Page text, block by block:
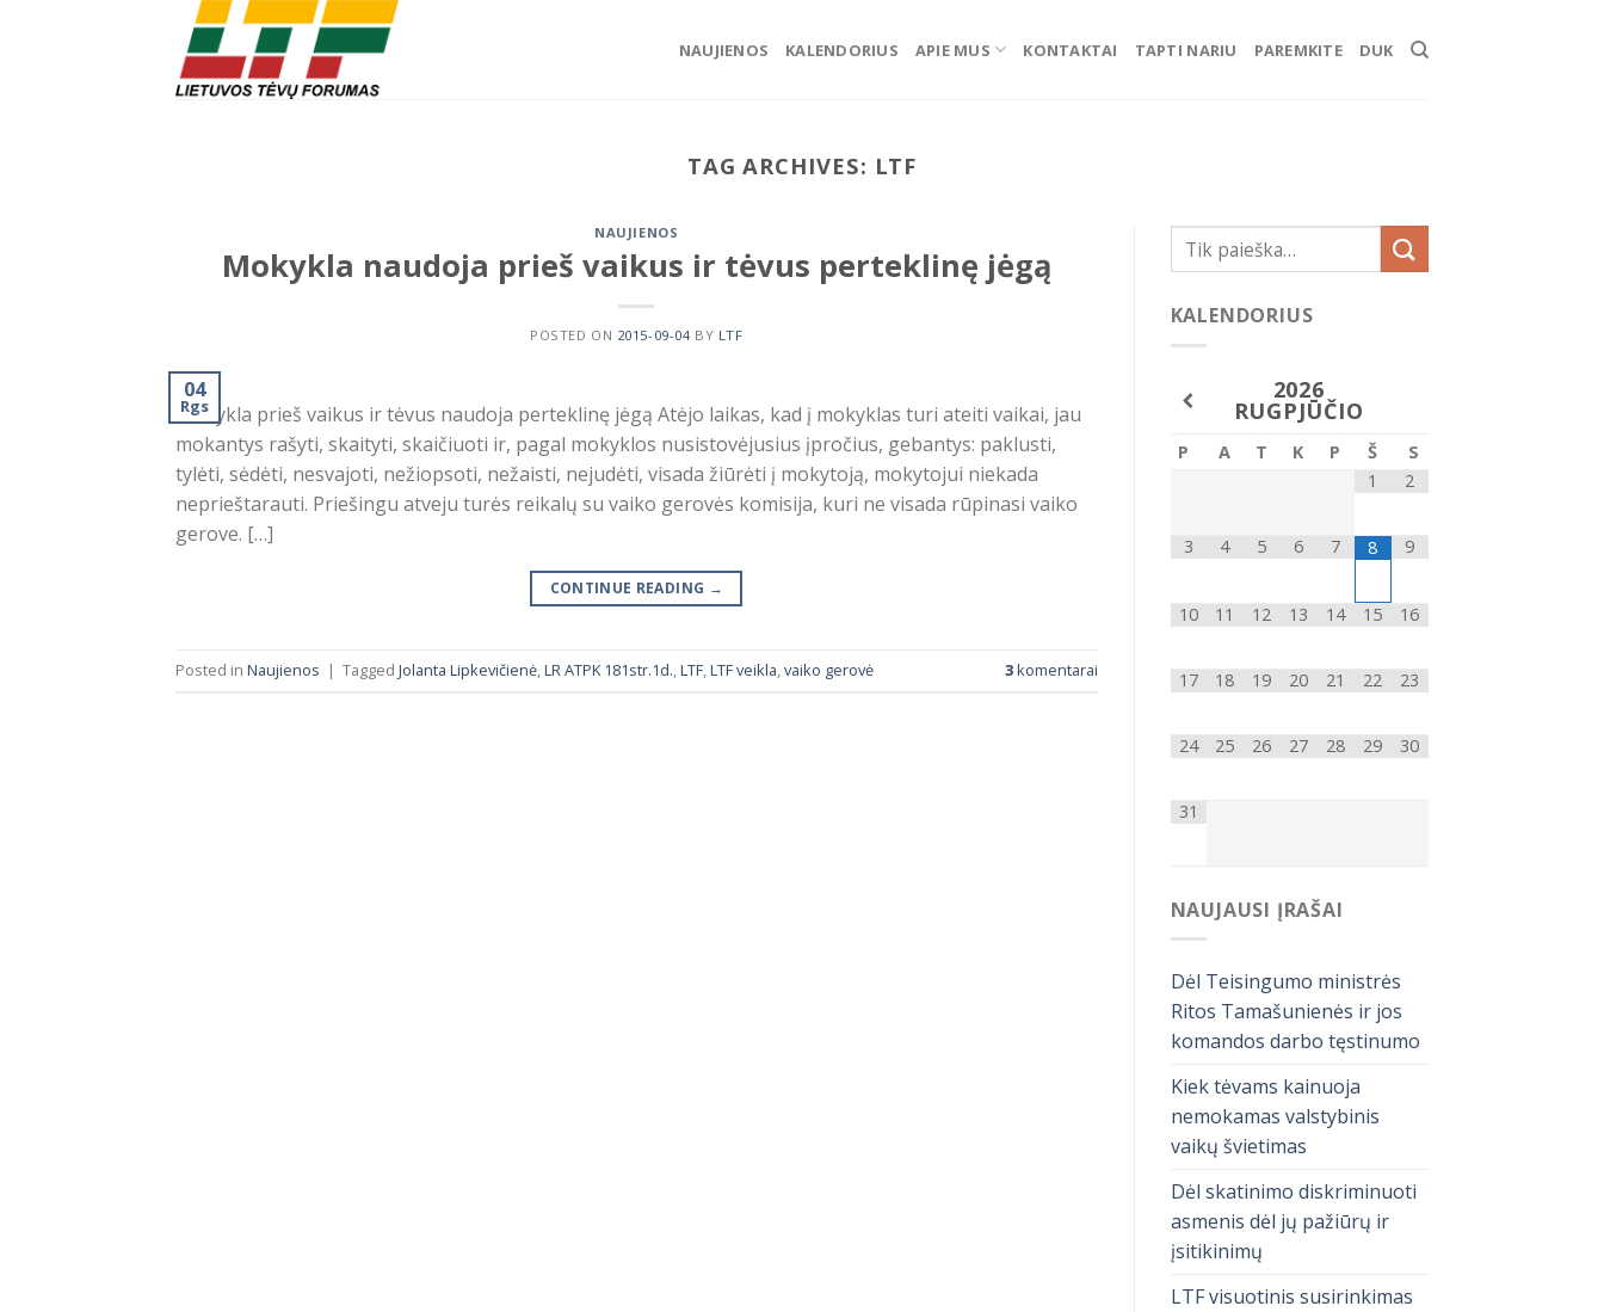
NAUJIENOS KALENDORIUS APIE MUS KONTAKTAI TAPTI NARIU PAREMKITE DUK
TAG ARCHIVES: LTF
NAUJIENOS
Mokykla naudoja prieš vaikus ir tėvus perteklinę jėgą
POSTED ON 2015-09-04BY LTF
04
Rgs
Mokykla prieš vaikus ir tėvus naudoja perteklinę jėgą Atėjo laikas, kad į mokyklas turi ateiti vaikai, jau
mokantys rašyti, skaityti, skaičiuoti ir, pagal mokyklos nusistovėjusius įpročius, gebantys: paklusti,
tylėti, sėdėti, nesvajoti, nežiopsoti, nežaisti, nejudėti, visada žiūrėti į mokytoją, mokytojui niekada
neprieštarauti. Priešingu atveju turės reikalų su vaiko gerovės komisija, kuri ne visada rūpinasi vaiko
gerove. […]
CONTINUE READING →
Posted in Naujienos | Tagged Jolanta Lipkevičienė,LR ATPK 181str.1d.,LTF,LTF veikla,vaiko gerovė 3komentarai
KALENDORIUS
2026
RUGPJŪČIO
P A T K P Š
S
1
2
3 4 5 6 7 8 9
10 11 12 13 14 15 16
17 18 19 20 21 22 23
24 25 26 27 28 29 30
31
NAUJAUSI ĮRAŠAI
Dėl Teisingumo ministrės
Ritos Tamašunienės ir jos
komandos darbo tęstinumo
Kiek tėvams kainuoja
nemokamas valstybinis
vaikų švietimas
Dėl skatinimo diskriminuoti
asmenis dėl jų pažiūrų ir
įsitikinimų
LTF visuotinis susirinkimas